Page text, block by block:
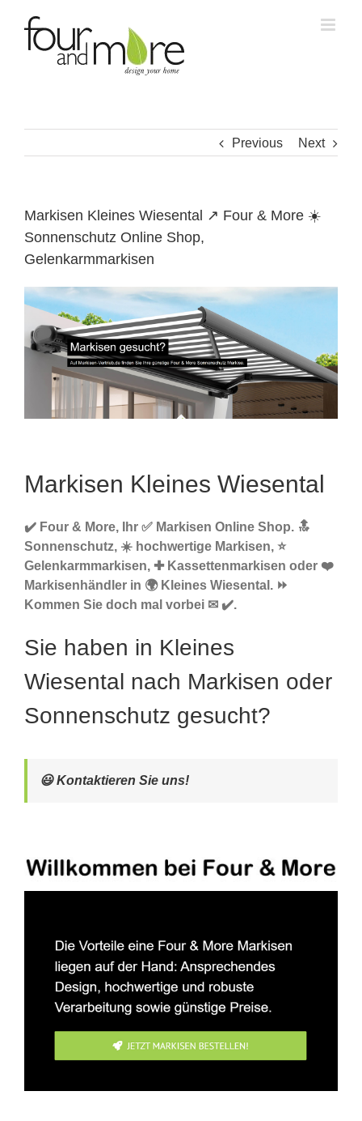
content
Previous Next
Markisen Kleines Wiesental ↗️ Four & More ☀️
Sonnenschutz Online Shop,
Gelenkarmmarkisen
Markisen Kleines Wiesental
✔️ Four & More, Ihr ✅ Markisen Online Shop. 🔝
Sonnenschutz, ☀️ hochwertige Markisen, ⭐
Gelenkarmmarkisen, ✚ Kassettenmarkisen oder ❤️
Markisenhändler in 🌍 Kleines Wiesental. ⏩
Kommen Sie doch mal vorbei ✉ ✔️.
Sie haben in Kleines
Wiesental nach Markisen oder
Sonnenschutz gesucht?
😃 Kontaktieren Sie uns!